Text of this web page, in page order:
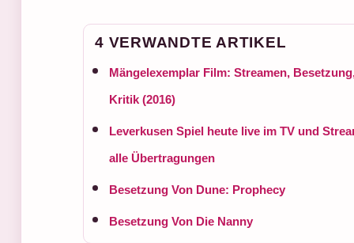
4 VERWANDTE ARTIKEL
Mängelexemplar Film: Streamen,
Kritik (2016)
Leverkusen Spiel heute live im TV und
alle Übertragungen
Besetzung Von Dune: Prophecy
Besetzung Von Die Nanny